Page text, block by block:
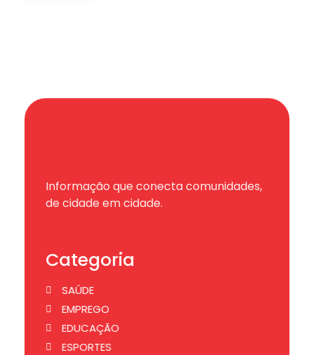
Informação que conecta comunidades,
de cidade em cidade.
Categoria
SAÚDE
EMPREGO
EDUCAÇÃO
ESPORTES